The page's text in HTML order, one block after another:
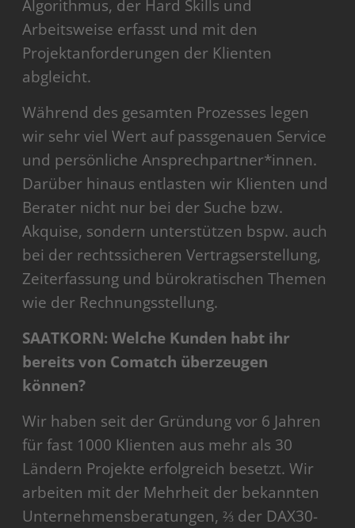
Algorithmus, der Hard Skills und
Arbeitsweise erfasst und mit den
Projektanforderungen der Klienten
abgleicht.
Während des gesamten Prozesses legen
wir sehr viel Wert auf passgenauen Service
und persönliche Ansprechpartner*innen.
Darüber hinaus entlasten wir Klienten und
Berater nicht nur bei der Suche bzw.
Akquise, sondern unterstützen bspw. auch
bei der rechtssicheren Vertragserstellung,
Zeiterfassung und bürokratischen Themen
wie der Rechnungsstellung.
SAATKORN: Welche Kunden habt ihr
bereits von Comatch überzeugen
können?
Wir haben seit der Gründung vor 6 Jahren
für fast 1000 Klienten aus mehr als 30
Ländern Projekte erfolgreich besetzt. Wir
arbeiten mit der Mehrheit der bekannten
Unternehmensberatungen, ⅔ der DAX30-